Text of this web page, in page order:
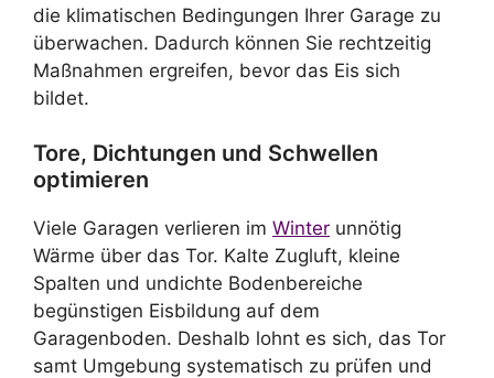
die klimatischen Bedingungen Ihrer Garage zu
überwachen. Dadurch können Sie rechtzeitig
Maßnahmen ergreifen, bevor das Eis sich
bildet.
Tore, Dichtungen und Schwellen
optimieren
Viele Garagen verlieren im Winter unnötig
Wärme über das Tor. Kalte Zugluft, kleine
Spalten und undichte Bodenbereiche
begünstigen Eisbildung auf dem
Garagenboden. Deshalb lohnt es sich, das Tor
samt Umgebung systematisch zu prüfen und